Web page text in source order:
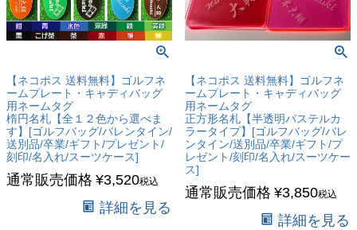
【ネコポス 送料無料】ゴルフネ
ームプレート・キャディバッグ
用ネームタグ
楕円名札【全１２色から選べま
す】[ゴルフバッグ/バレンタイン/
送別品/卒業/ギフト/プレゼント/
刻印/名入れ/スーツケース]
通常販売価格 ¥3,520税込
詳細を見る
【ネコポス 送料無料】ゴルフネ
ームプレート・キャディバッグ
用ネームタグ
正方形名札【半透明パステルカ
ラータイプ】[ゴルフバッグ/バレ
ンタイン/送別品/卒業/ギフト/プ
レゼント/刻印/名入れ/スーツケー
ス]
通常販売価格 ¥3,850税込
詳細を見る